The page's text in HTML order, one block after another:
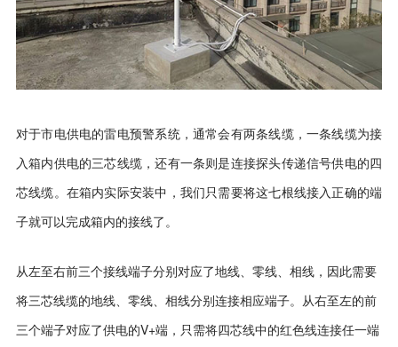
对于市电供电的雷电预警系统，通常会有两条线缆，一条线缆为接
入箱内供电的三芯线缆，还有一条则是连接探头传递信号供电的四
芯线缆。在箱内实际安装中，我们只需要将这七根线接入正确的端
子就可以完成箱内的接线了。
从左至右前三个接线端子分别对应了地线、零线、相线，因此需要
将三芯线缆的地线、零线、相线分别连接相应端子。从右至左的前
三个端子对应了供电的V+端，只需将四芯线中的红色线连接任一端